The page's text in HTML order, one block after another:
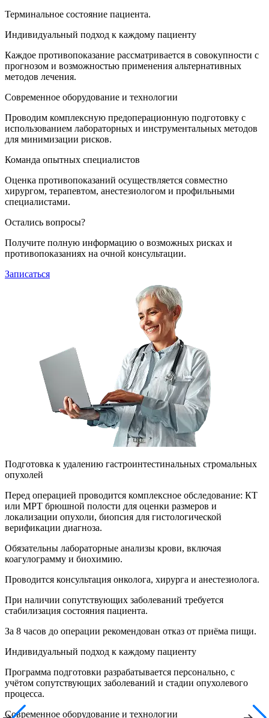
Терминальное состояние пациента.
Индивидуальный подход к каждому пациенту
Каждое противопоказание рассматривается в совокупности с
прогнозом и возможностью применения альтернативных
методов лечения.
Современное оборудование и технологии
Проводим комплексную предоперационную подготовку с
использованием лабораторных и инструментальных методов
для минимизации рисков.
Команда опытных специалистов
Оценка противопоказаний осуществляется совместно
хирургом, терапевтом, анестезиологом и профильными
специалистами.
Остались вопросы?
Получите полную информацию о возможных рисках и
противопоказаниях на очной консультации.
Записаться
Подготовка к удалению гастроинтестинальных стромальных
опухолей
Перед операцией проводится комплексное обследование: КТ
или МРТ брюшной полости для оценки размеров и
локализации опухоли, биопсия для гистологической
верификации диагноза.
Обязательны лабораторные анализы крови, включая
коагулограмму и биохимию.
Проводится консультация онколога, хирурга и анестезиолога.
При наличии сопутствующих заболеваний требуется
стабилизация состояния пациента.
За 8 часов до операции рекомендован отказ от приёма пищи.
Индивидуальный подход к каждому пациенту
Программа подготовки разрабатывается персонально, с
учётом сопутствующих заболеваний и стадии опухолевого
процесса.
Современное оборудование и технологии